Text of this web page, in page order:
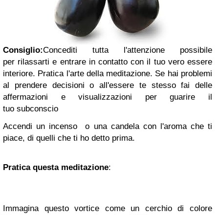
Consiglio:Concediti tutta l'attenzione possibile
per rilassarti e entrare in contatto con il tuo vero essere
interiore. Pratica l'arte della meditazione. Se hai problemi
al prendere decisioni o all'essere te stesso fai delle
affermazioni e visualizzazioni per guarire il
tuo subconscio
Accendi un incenso o una candela con l'aroma che ti
piace, di quelli che ti ho detto prima.
Pratica questa meditazione:
Immagina questo vortice come un cerchio di colore